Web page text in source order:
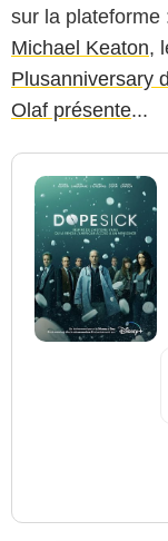
sur la plateforme
Michael Keaton,
Plusanniversary
Olaf présente...